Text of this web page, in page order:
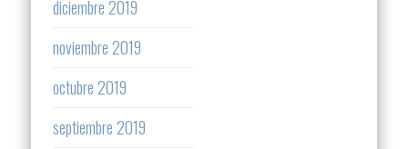
diciembre 2019
noviembre 2019
octubre 2019
septiembre 2019